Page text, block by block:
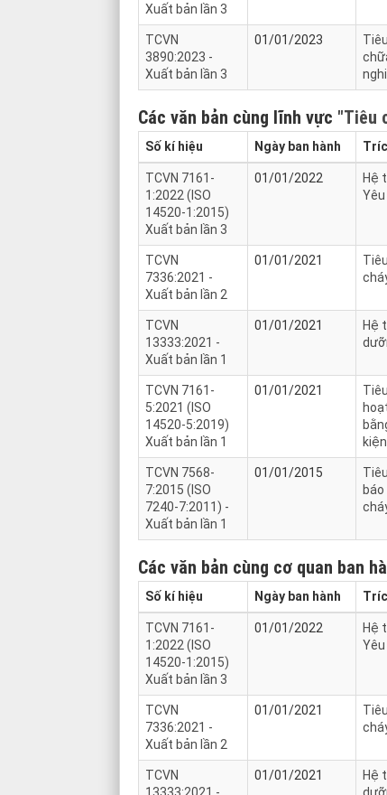
Xuất bản lần 3
TCVN
3890:2023 -
Xuất bản lần 3
01/01/2023
Các văn bản cùng lĩnh vực "Tiêu
Số kí hiệu Ngày ban hành
TCVN 7161-
1:2022 (ISO
14520-1:2015)
Xuất bản lần 3
01/01/2022
Hệ
TCVN
7336:2021 -
Xuất bản lần 2
01/01/2021
TCVN
13333:2021 -
Xuất bản lần 1
01/01/2021
Hệ
TCVN 7161-
5:2021 (ISO
14520-5:2019)
Xuất bản lần 1
01/01/2021
TCVN 7568-
7:2015 (ISO
7240-7:2011) -
Xuất bản lần 1
01/01/2015
Các văn bản cùng cơ quan ban
Số kí hiệu Ngày ban hành
TCVN 7161-
1:2022 (ISO
14520-1:2015)
Xuất bản lần 3
01/01/2022
Hệ
TCVN
7336:2021 -
Xuất bản lần 2
01/01/2021
TCVN
01/01/2021
Hệ